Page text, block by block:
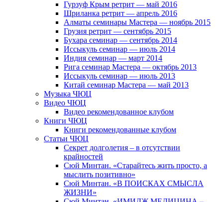
Гурзуф Крым ретрит — май 2016
Шриланка ретрит — апрель 2016
Алматы семинары Мастера — ноябрь 2015
Грузия ретрит — сентябрь 2015
Бухара семинар — сентябрь 2014
Иссыкуль семинар — июль 2014
Индия семинар — март 2014
Рига семинар Мастера — октябрь 2013
Иссыкуль семинар — июль 2013
Китай семинар Мастера — май 2013
Музыка ЧЮЦ
Видео ЧЮЦ
Видео рекомендованное клубом
Книги ЧЮЦ
Книги рекомендованные клубом
Статьи ЧЮЦ
Секрет долголетия – в отсутствии
крайностей
Сюй Минтан. «Старайтесь жить просто, а
мыслить позитивно»
Сюй Минтан. «В ПОИСКАХ СМЫСЛА
ЖИЗНИ»